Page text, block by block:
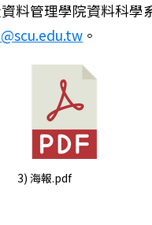
料管理學院資料科
。
3) 海報.pdf